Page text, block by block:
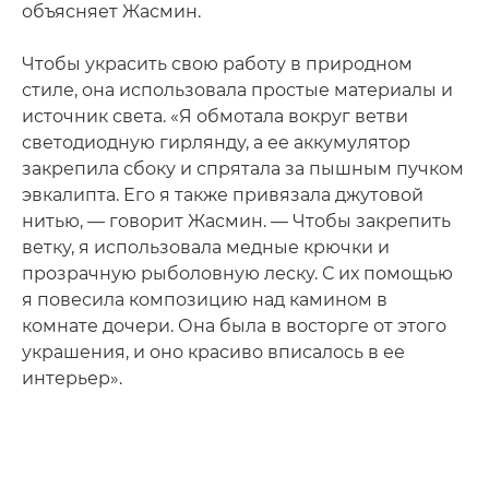
объясняет Жасмин.
Чтобы украсить свою работу в природном
стиле, она использовала простые материалы и
источник света. «Я обмотала вокруг ветви
светодиодную гирлянду, а ее аккумулятор
закрепила сбоку и спрятала за пышным пучком
эвкалипта. Его я также привязала джутовой
нитью, — говорит Жасмин. — Чтобы закрепить
ветку, я использовала медные крючки и
прозрачную рыболовную леску. С их помощью
я повесила композицию над камином в
комнате дочери. Она была в восторге от этого
украшения, и оно красиво вписалось в ее
интерьер».